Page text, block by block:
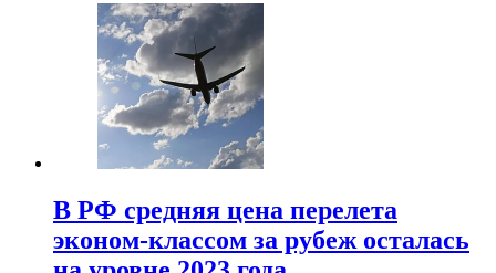
В РФ средняя цена перелета
эконом-классом за рубеж осталась